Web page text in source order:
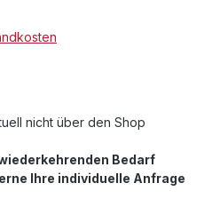
5 von 5 Sternen
nicht über den Shop
Bedarf
Ihre individuelle Anfrage